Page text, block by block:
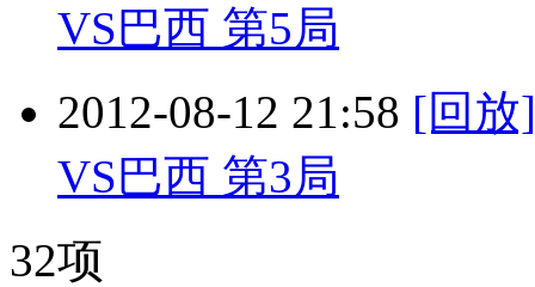
VS巴西 第5局
2012-08-12 21:58 [回放
VS巴西 第3局
32项